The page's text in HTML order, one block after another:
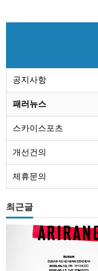
공지사항
패러뉴스
스카이스포츠
개선건의
제휴문의
최근글